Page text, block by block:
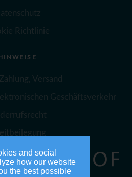
Richtlinie
Versand
Geschäftsverkehr
and social
how our website
the best possible